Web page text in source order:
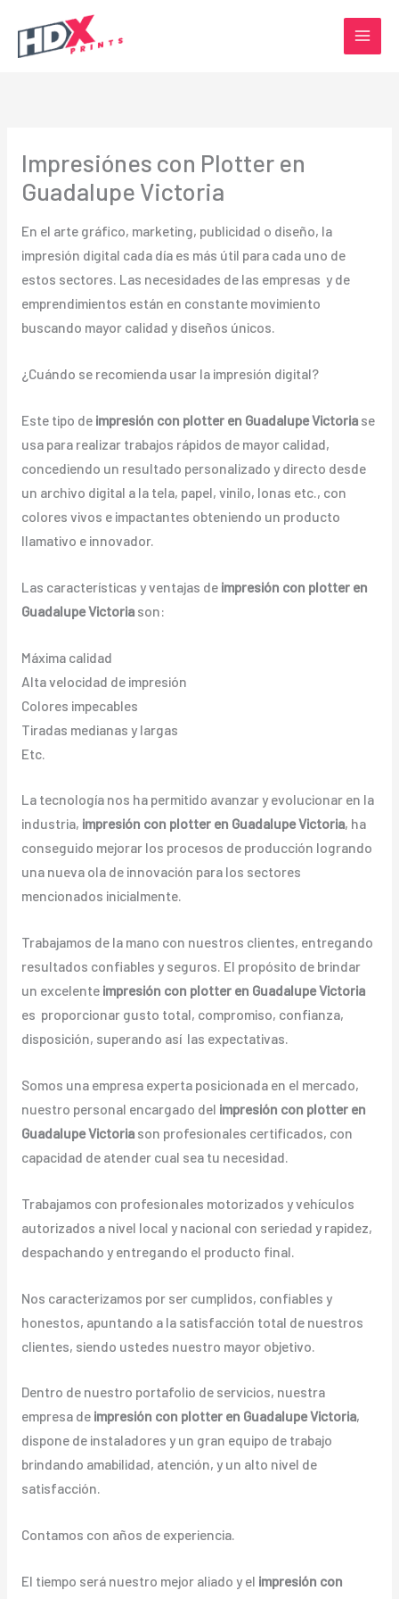
contenido
Impresiónes con Plotter en
Guadalupe Victoria
En el arte gráfico, marketing, publicidad o diseño, la
impresión digital cada día es más útil para cada uno de
estos sectores. Las necesidades de las empresas y de
emprendimientos están en constante movimiento
buscando mayor calidad y diseños únicos.
¿Cuándo se recomienda usar la impresión digital?
Este tipo de impresión con plotter en Guadalupe Victoriase
usa para realizar trabajos rápidos de mayor calidad,
concediendo un resultado personalizado y directo desde
un archivo digital a la tela, papel, vinilo, lonas etc., con
colores vivos e impactantes obteniendo un producto
llamativo e innovador.
Las características y ventajas de impresión con plotter en
Guadalupe Victoriason:
Máxima calidad
Alta velocidad de impresión
Colores impecables
Tiradas medianas y largas
Etc.
La tecnología nos ha permitido avanzar y evolucionar en la
industria, impresión con plotter en Guadalupe Victoria, ha
conseguido mejorar los procesos de producción logrando
una nueva ola de innovación para los sectores
mencionados inicialmente.
Trabajamos de la mano con nuestros clientes, entregando
resultados confiables y seguros. El propósito de brindar
un excelente impresión con plotter en Guadalupe Victoria
es proporcionar gusto total, compromiso, confianza,
disposición, superando así las expectativas.
Somos una empresa experta posicionada en el mercado,
nuestro personal encargado del impresión con plotter en
Guadalupe Victoriason profesionales certificados, con
capacidad de atender cual sea tu necesidad.
Trabajamos con profesionales motorizados y vehículos
autorizados a nivel local y nacional con seriedad y rapidez,
despachando y entregando el producto final.
Nos caracterizamos por ser cumplidos, confiables y
honestos, apuntando a la satisfacción total de nuestros
clientes, siendo ustedes nuestro mayor objetivo.
Dentro de nuestro portafolio de servicios, nuestra
empresa de impresión con plotter en Guadalupe Victoria,
dispone de instaladores y un gran equipo de trabajo
brindando amabilidad, atención, y un alto nivel de
satisfacción.
Contamos con años de experiencia.
El tiempo será nuestro mejor aliado y el impresión con